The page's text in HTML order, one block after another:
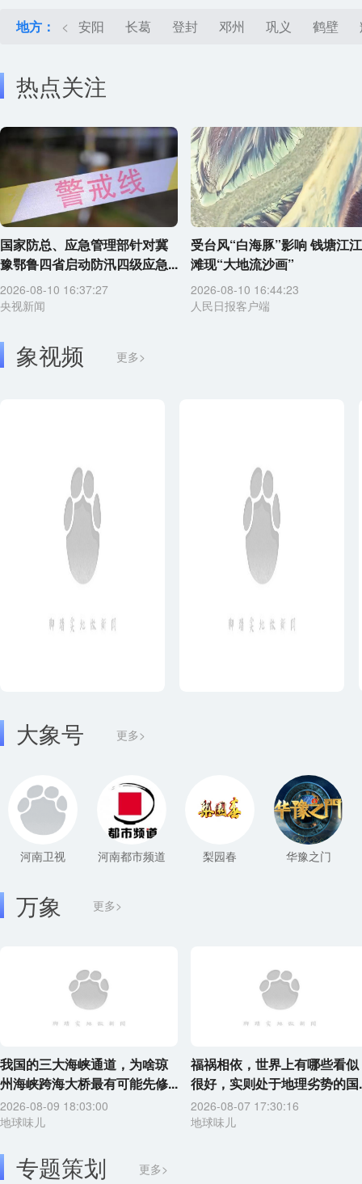
地方： < 安阳 长葛 登封 邓州 巩义 鹤壁
热点关注
国家防总、应急管理部针对冀
豫鄂鲁四省启动防汛四级应急...
2026-08-10 16:37:27
央视新闻
受台风“白海豚”影响 钱塘江江
滩现“大地流沙画”
2026-08-10 16:44:23
人民日报客户端
象视频 更多>
大象号 更多>
河南卫视 河南都市频道 梨园春 华豫之门
更多>
万象
我国的三大海峡通道，为啥琼
州海峡跨海大桥最有可能先修...
2026-08-09 18:03:00
地球味儿
福祸相依，世界上有哪些看似
很好，实则处于地理劣势的国
2026-08-07 17:30:16
地球味儿
专题策划 更多>